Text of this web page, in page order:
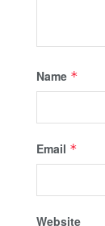
Name *
Email *
Website